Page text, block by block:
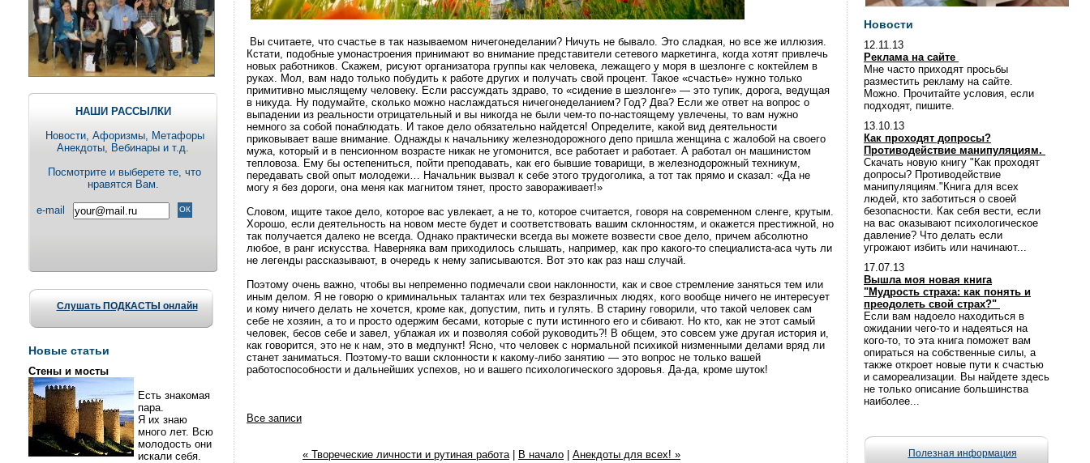
НАШИ РАССЫЛКИ
Новости, Aфоризмы, Метафоры
Анекдоты, Вебинары и т.д.
Посмотрите и выберете те, что
нравятся Вам.
e-mail
Слушать ПОДКАСТЫ онлайн
Новые статьи
Стены и мосты
Есть знакомая
пара.
Я их знаю
много лет. Всю
молодость они
искали себя.
Вы считаете, что счастье в так называемом ничегонеделании? Ничуть не бывало. Это сладкая, но все же иллюзия.
Кстати, подобные умонастроения принимают во внимание представители сетевого маркетинга, когда хотят привлечь
новых работников. Скажем, рисуют организатора группы как человека, лежащего у моря в шезлонге с коктейлем в
руках. Мол, вам надо только побудить к работе других и получать свой процент. Такое «счастье» нужно только
примитивно мыслящему человеку. Если рассуждать здраво, то «сидение в шезлонге» — это тупик, дорога, ведущая
в никуда. Ну подумайте, сколько можно наслаждаться ничегонеделанием? Год? Два? Если же ответ на вопрос о
выпадении из реальности отрицательный и вы никогда не были чем-то по-настоящему увлечены, то вам нужно
немного за собой понаблюдать. И такое дело обязательно найдется! Определите, какой вид деятельности
приковывает ваше внимание. Однажды к начальнику железнодорожного депо пришла женщина с жалобой на своего
мужа, который и в пенсионном возрасте никак не угомонится, все работает и работает. А работал он машинистом
тепловоза. Ему бы остепениться, пойти преподавать, как его бывшие товарищи, в железнодорожный техникум,
передавать свой опыт молодежи… Начальник вызвал к себе этого трудоголика, а тот так прямо и сказал: «Да не
могу я без дороги, она меня как магнитом тянет, просто завораживает!»
Словом, ищите такое дело, которое вас увлекает, а не то, которое считается, говоря на современном сленге, крутым.
Хорошо, если деятельность на новом месте будет и соответствовать вашим склонностям, и окажется престижной, но
так получается далеко не всегда. Однако практически всегда вы можете возвести свое дело, причем абсолютно
любое, в ранг искусства. Наверняка вам приходилось слышать, например, как про какого-то специалиста-аса чуть ли
не легенды рассказывают, в очередь к нему записываются. Вот это как раз наш случай.
Поэтому очень важно, чтобы вы непременно подмечали свои наклонности, как и свое стремление заняться тем или
иным делом. Я не говорю о криминальных талантах или тех безразличных людях, кого вообще ничего не интересует
и кому ничего делать не хочется, кроме как, допустим, пить и гулять. В старину говорили, что такой человек сам
себе не хозяин, а то и просто одержим бесами, которые с пути истинного его и сбивают. Но кто, как не этот самый
человек, бесов себе и завел, ублажая их и позволяя собой руководить?! В общем, это совсем уже другая история и,
как говорится, это не к нам, это в медпункт! Ясно, что человек с нормальной психикой низменными делами вряд ли
станет заниматься. Поэтому-то ваши склонности к какому-либо занятию — это вопрос не только вашей
работоспособности и дальнейших успехов, но и вашего психологического здоровья. Да-да, кроме шуток!
Все записи
« Твореческие личности и рутиная работа| В начало Анекдоты для всех! »
Новости
12.11.13
Реклама на сайте
Мне часто приходят просьбы
разместить рекламу на сайте.
Можно. Прочитайте условия, если
подходят, пишите.
13.10.13
Как проходят допросы?
Противодействие манипуляциям.
Скачать новую книгу "Как проходят
допросы? Противодействие
манипуляциям."Книга для всех
людей, кто заботиться о своей
безопасности. Как себя вести, если
на вас оказывают психологическое
давление? Что делать если
угрожают избить или начинают...
17.07.13
Вышла моя новая книга
"Мудрость страха: как понять и
преодолеть свой страх?"
Если вам надоело находиться в
ожидании чего-то и надеяться на
кого-то, то эта книга поможет вам
опираться на собственные силы, а
также откроет новые пути к счастью
и самореализации. Вы найдете здесь
не только описание большинства
наиболее...
Полезная информация